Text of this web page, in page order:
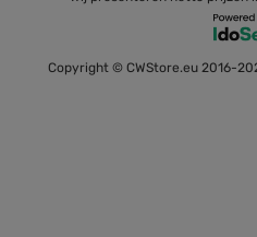
Copyright © CWStore.eu 2016-